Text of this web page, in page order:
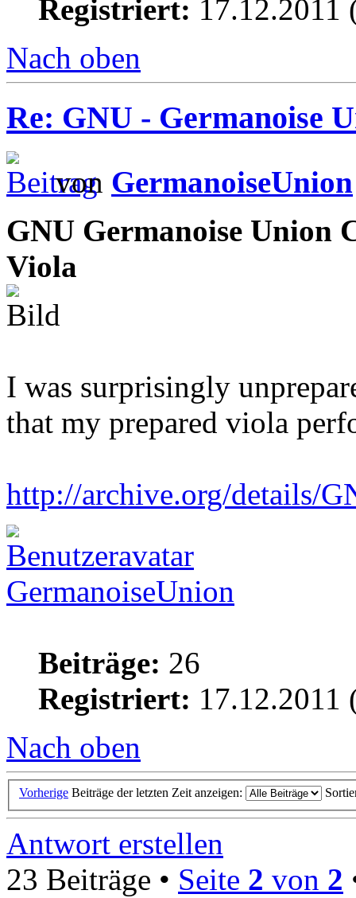
Registriert: 17.12.2011
Nach oben
Re: GNU - Germanoise
von GermanoiseUnion
GNU Germanoise Union
Viola
I was surprisingly
that my prepared viola
http://archive.org/details/
GermanoiseUnion
Beiträge: 26
Registriert: 17.12.2011
Nach oben
Vorherige Beiträge der letzten Zeit anzeigen:
Antwort erstellen
23 Beiträge • Seite 2 von 2